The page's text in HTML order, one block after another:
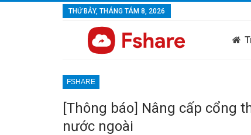
THỨ BẢY, THÁNG TÁM 8, 2026
FSHARE
[Thông báo] Nâng cấp cổng
nước ngoài